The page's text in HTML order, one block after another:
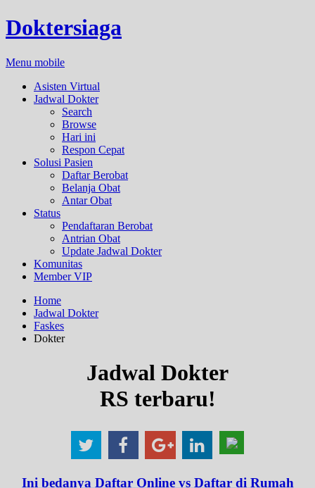
Doktersiaga
Menu mobile
Asisten Virtual
Jadwal Dokter
Search
Browse
Hari ini
Respon Cepat
Solusi Pasien
Daftar Berobat
Belanja Obat
Antar Obat
Status
Pendaftaran Berobat
Antrian Obat
Update Jadwal Dokter
Komunitas
Member VIP
Home
Jadwal Dokter
Faskes
Dokter
Jadwal Dokter
RS terbaru!
Ini bedanya Daftar Online vs Daftar di Rumah